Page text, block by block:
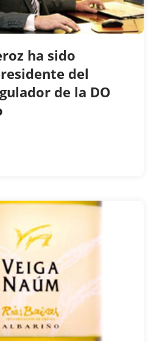
ha sido
del
de la DO